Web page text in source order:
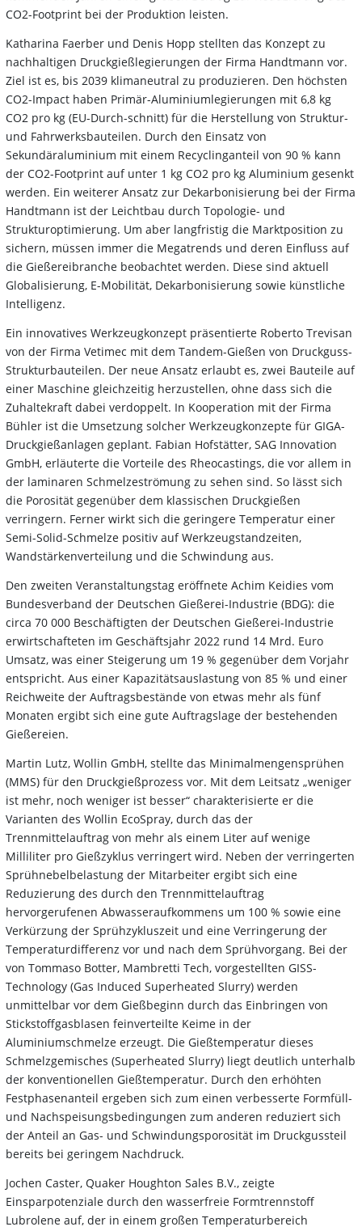
CO2-Footprint bei der Produktion leisten.
Katharina Faerber und Denis Hopp stellten das Konzept zu
nachhaltigen Druckgießlegierungen der Firma Handtmann vor.
Ziel ist es, bis 2039 klimaneutral zu produzieren. Den höchsten
CO2-Impact haben Primär-Aluminiumlegierungen mit 6,8 kg
CO2 pro kg (EU-Durch-schnitt) für die Herstellung von Struktur-
und Fahrwerksbauteilen. Durch den Einsatz von
Sekundäraluminium mit einem Recyclinganteil von 90 % kann
der CO2-Footprint auf unter 1 kg CO2 pro kg Aluminium gesenkt
werden. Ein weiterer Ansatz zur Dekarbonisierung bei der Firma
Handtmann ist der Leichtbau durch Topologie- und
Strukturoptimierung. Um aber langfristig die Marktposition zu
sichern, müssen immer die Megatrends und deren Einfluss auf
die Gießereibranche beobachtet werden. Diese sind aktuell
Globalisierung, E-Mobilität, Dekarbonisierung sowie künstliche
Intelligenz.
Ein innovatives Werkzeugkonzept präsentierte Roberto Trevisan
von der Firma Vetimec mit dem Tandem-Gießen von Druckguss-
Strukturbauteilen. Der neue Ansatz erlaubt es, zwei Bauteile auf
einer Maschine gleichzeitig herzustellen, ohne dass sich die
Zuhaltekraft dabei verdoppelt. In Kooperation mit der Firma
Bühler ist die Umsetzung solcher Werkzeugkonzepte für GIGA-
Druckgießanlagen geplant. Fabian Hofstätter, SAG Innovation
GmbH, erläuterte die Vorteile des Rheocastings, die vor allem in
der laminaren Schmelzeströmung zu sehen sind. So lässt sich
die Porosität gegenüber dem klassischen Druckgießen
verringern. Ferner wirkt sich die geringere Temperatur einer
Semi-Solid-Schmelze positiv auf Werkzeugstandzeiten,
Wandstärkenverteilung und die Schwindung aus.
Den zweiten Veranstaltungstag eröffnete Achim Keidies vom
Bundesverband der Deutschen Gießerei-Industrie (BDG): die
circa 70 000 Beschäftigten der Deutschen Gießerei-Industrie
erwirtschafteten im Geschäftsjahr 2022 rund 14 Mrd. Euro
Umsatz, was einer Steigerung um 19 % gegenüber dem Vorjahr
entspricht. Aus einer Kapazitätsauslastung von 85 % und einer
Reichweite der Auftragsbestände von etwas mehr als fünf
Monaten ergibt sich eine gute Auftragslage der bestehenden
Gießereien.
Martin Lutz, Wollin GmbH, stellte das Minimalmengensprühen
(MMS) für den Druckgießprozess vor. Mit dem Leitsatz „weniger
ist mehr, noch weniger ist besser“ charakterisierte er die
Varianten des Wollin EcoSpray, durch das der
Trennmittelauftrag von mehr als einem Liter auf wenige
Milliliter pro Gießzyklus verringert wird. Neben der verringerten
Sprühnebelbelastung der Mitarbeiter ergibt sich eine
Reduzierung des durch den Trennmittelauftrag
hervorgerufenen Abwasseraufkommens um 100 % sowie eine
Verkürzung der Sprühzykluszeit und eine Verringerung der
Temperaturdifferenz vor und nach dem Sprühvorgang. Bei der
von Tommaso Botter, Mambretti Tech, vorgestellten GISS-
Technology (Gas Induced Superheated Slurry) werden
unmittelbar vor dem Gießbeginn durch das Einbringen von
Stickstoffgasblasen feinverteilte Keime in der
Aluminiumschmelze erzeugt. Die Gießtemperatur dieses
Schmelzgemisches (Superheated Slurry) liegt deutlich unterhalb
der konventionellen Gießtemperatur. Durch den erhöhten
Festphasenanteil ergeben sich zum einen verbesserte Formfüll-
und Nachspeisungsbedingungen zum anderen reduziert sich
der Anteil an Gas- und Schwindungsporosität im Druckgussteil
bereits bei geringem Nachdruck.
Jochen Caster, Quaker Houghton Sales B.V., zeigte
Einsparpotenziale durch den wasserfreie Formtrennstoff
Lubrolene auf, der in einem großen Temperaturbereich